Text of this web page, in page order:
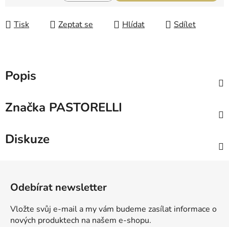
Tisk Zeptat se Hlídat Sdílet
Popis
Značka PASTORELLI
Diskuze
Odebírat newsletter
Vložte svůj e-mail a my vám budeme zasílat informace o
nových produktech na našem e-shopu.